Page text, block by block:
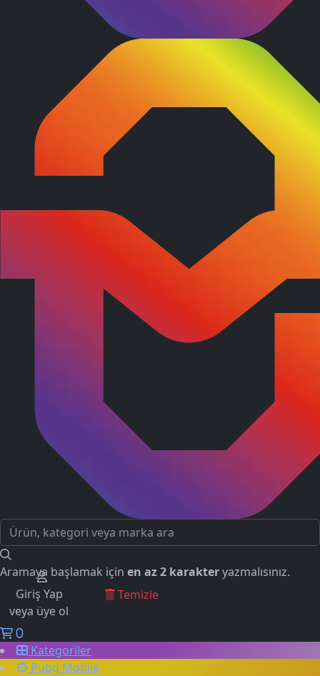
Aramaya başlamak için en az 2 karakteryazmalısınız.
GEÇMİŞ ARAMALAR
Temizle
Giriş Yap
veya üye ol
0
Kategoriler
Pubg Mobile